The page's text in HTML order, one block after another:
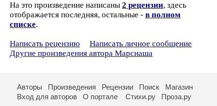
На это произведение написаны 2 рецензии, здесь
отображается последняя, остальные - в полном
списке.
Написать рецензию
Написать личное сообщение
Другие произведения автора Марсиаша
Авторы Произведения Рецензии Поиск
Магазин
Вход для авторов
О портале Стихи.ру Проза.ру